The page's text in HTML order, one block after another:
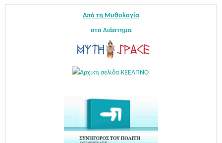
Από τη Μυθολογία
στο Διάστημα